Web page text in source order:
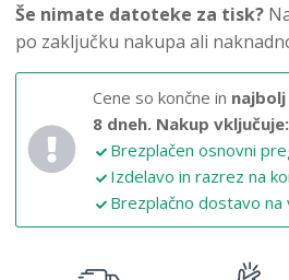
Še nimate datoteke za tisk?
po zaključku nakupa ali
Cene so končne in
8 dneh. Nakup vključuje:
Brezplačen osnovni
Izdelavo in razrez na
Brezplačno dostavo na